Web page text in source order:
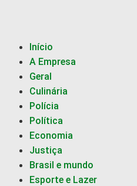
Início
A Empresa
Geral
Culinária
Polícia
Política
Economia
Justiça
Brasil e mundo
Esporte e Lazer